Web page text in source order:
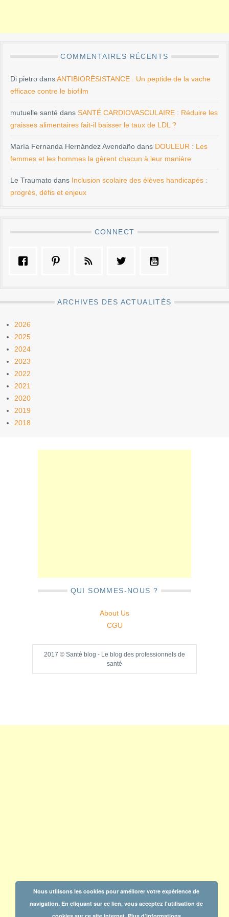
COMMENTAIRES RÉCENTS
Di pietro dansANTIBIORÉSISTANCE : Un peptide de la vache
efficace contre le biofilm
mutuelle santé dans SANTÉ CARDIOVASCULAIRE : Réduire les
graisses alimentaires fait-il baisser le taux de LDL ?
María Fernanda Hernández Avendaño dans DOULEUR : Les
femmes et les hommes la gèrent chacun à leur manière
Le Traumato dans Inclusion scolaire des élèves handicapés :
progrès, défis et enjeux
CONNECT
ARCHIVES DES ACTUALITÉS
2026
2025
2024
2023
2022
2021
2020
2019
2018
QUI SOMMES-NOUS ?
About Us
CGU
2017 © Santé blog - Le blog des professionnels de
santé
Nous utilisons les cookies pour améliorer votre expérience de
navigation. En cliquant sur ce lien, vous acceptez l'utilisation de